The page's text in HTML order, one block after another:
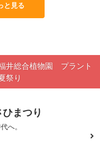
と見る
井総合植物園 プラント
祭り
まつり
へ。